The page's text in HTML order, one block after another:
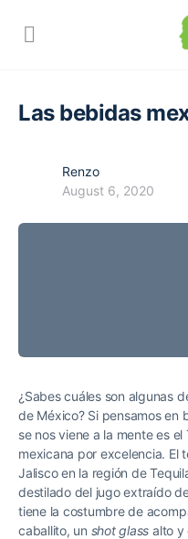
Las bebidas
Renzo
August 6, 2020
¿Sabes cuáles son algunas
de México? Si pensamos en
se nos viene a la mente es
mexicana por excelencia. El
Jalisco en la región de
destilado del jugo extraído
tiene la costumbre de
caballito, un shot glass alto y